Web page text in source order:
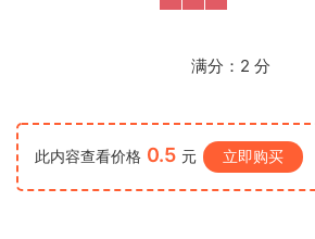
满分： 2 分
此内容查看价格 0.5 元 立即购买